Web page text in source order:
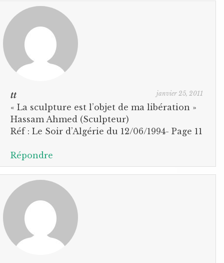
tt janvier 25, 2011
« La sculpture est l’objet de ma libération »
Hassam Ahmed (Sculpteur)
Réf : Le Soir d’Algérie du 12/06/1994- Page 11
Répondre